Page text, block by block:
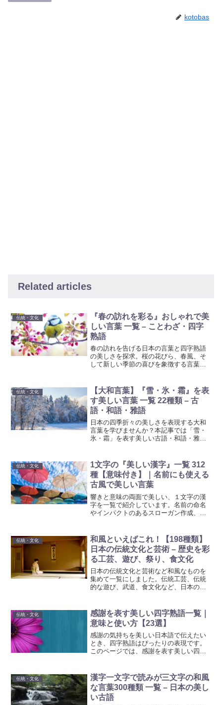
kotobas
Related articles
伝統・文化
『春の訪れを彩る』おしゃれで美
しい言葉 一覧 – ことわざ・四字
熟語
春の訪れを告げる日本の言葉と四字熟語
の美しさを探求。桜の花びら、春風、そ
して新しい季節の喜びを象徴する言葉た
するための参考にご活用ください。
伝統・文化
【大和言葉】『雪・氷・霜』を表
す美しい言葉 一覧 22種類 – 古
語・和語・雅語
日本の四季折々の美しさを表現する大和
言葉を学びませんか？本記事では「雪・
氷・霜」を表す美しい古語・和語・雅語
す。
伝統・文化
1文字の『美しい漢字』一覧 312
種【意味付き】｜名前にも使える
古風で美しい言葉
響きと意味の両面で美しい、１文字の漢
字を一覧で紹介しています。名前の命名
やインパクトのあるスローガン作成、目
活用してください。これらの漢字を、ク
リエイティブなアイディアの源として取
り入れてみてください。
伝統・文化
和風といえばこれ！【198種類】
日本の伝統文化と芸術 – 歴史を彩
る工芸、遊び、祭り、食文化
日本の伝統文化と芸術など和風なものを
集めて一覧にしました。伝統工芸、伝統
的な遊び、武道、食文化など、日本の美
是非参考にしてください。
伝統・文化
感謝を表す美しい四字熟語一覧｜
意味と使い方【23選】
感謝の気持ちを美しい日本語で伝えたい
とき、四字熟語はぴったりの表現です。
このページでは、感謝を表す美しい四字
に、心からの感謝を言葉に込めて伝えま
しょう。
伝統・文化
漢字一文字で読みが三文字の和風
な言葉300種類 一覧 – 日本の美し
い古語